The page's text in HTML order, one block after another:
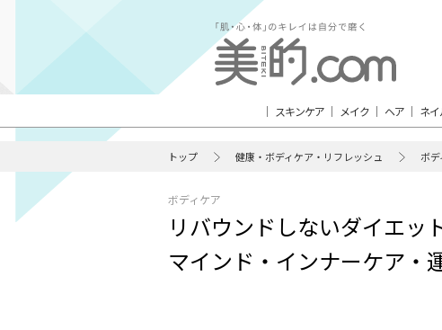
スキンケア メイク ヘア ネイ
トップ 健康・ボディケア・リフレッシュ ボ
ボディケア
リバウンドしないダイエッ
マインド・インナーケア・